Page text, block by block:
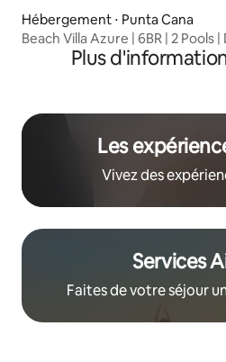
Hébergement ⋅ Punta Cana
Beach Villa Azure | 6BR | 2 Pools |
Plus
Les
Vivez des
Services
Faites de votre séjour